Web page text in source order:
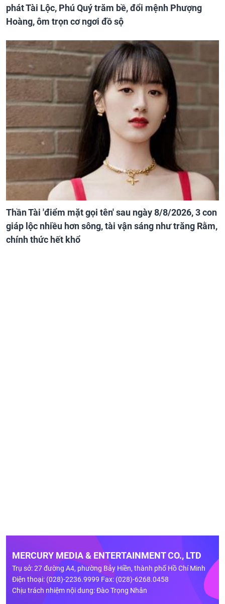
phát Tài Lộc, Phú Quý trăm bề, đổi mệnh Phượng
Hoàng, ôm trọn cơ ngơi đồ sộ
Thần Tài 'điểm mặt gọi tên' sau ngày 8/8/2026, 3 con
giáp lộc nhiều hơn sông, tài vận sáng như trăng Rằm,
chính thức hết khổ
MERCURY MEDIA & ENTERTAINMENT CO., LTD
Trụ sở: 27 đường A4, phường Bảy Hiền, thành phố Hồ Chí Minh
Điện thoại: (028)-2236.9999 Fax: (028)-6268.0458
Chịu trách nhiệm nội dung: Đào Trọng Nhân